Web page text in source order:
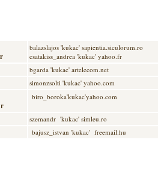
balazslajos 'kukac' sapientia.siculorum.ro
csatakiss_andrea 'kukac' yahoo.fr
bgarda 'kukac' artelecom.net
simonzsolti 'kukac' yahoo.com
biro_boroka'kukac'yahoo.com
szemandr 'kukac' simleu.ro
bajusz_istvan 'kukac' freemail.hu